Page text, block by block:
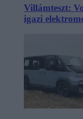
Villámteszt:
igazi